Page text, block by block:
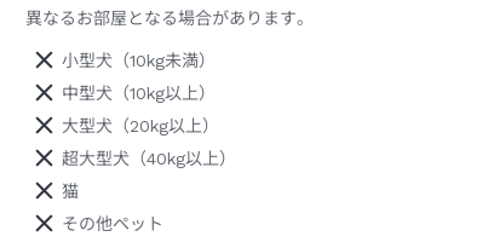
異なるお部屋となる場合があります。
小型犬（10kg未満）
中型犬（10kg以上）
大型犬（20kg以上）
超大型犬（40kg以上）
猫
その他ペット